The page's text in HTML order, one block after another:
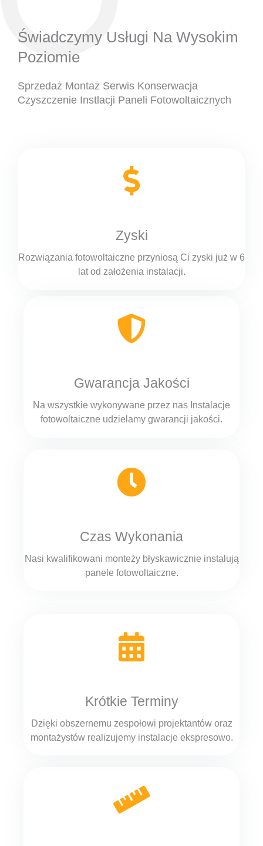
Świadczymy Usługi Na Wysokim
Poziomie
Sprzedaż Montaż Serwis Konserwacja
Czyszczenie Instlacji Paneli Fotowoltaicznych
Zyski
Rozwiązania fotowoltaiczne przyniosą Ci zyski już w 6
lat od założenia instalacji.
Gwarancja Jakości
Na wszystkie wykonywane przez nas Instalacje
fotowoltaiczne udzielamy gwarancji jakości.
Czas Wykonania
Nasi kwalifikowani monteży błyskawicznie instalują
panele fotowoltaiczne.
Krótkie Terminy
Dzięki obszernemu zespołowi projektantów oraz
montażystów realizujemy instalacje ekspresowo.